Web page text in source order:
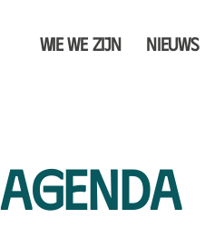
Wie we zijn Nieuws
Agenda